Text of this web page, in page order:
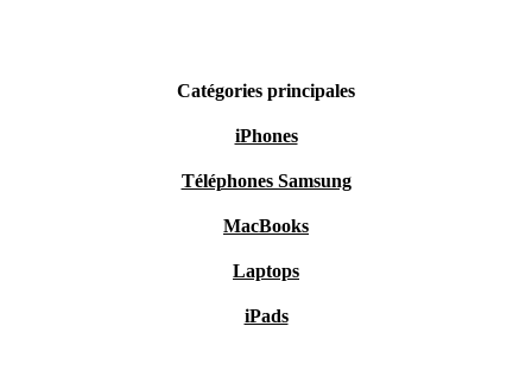
Catégories principales
iPhones
Téléphones Samsung
MacBooks
Laptops
iPads